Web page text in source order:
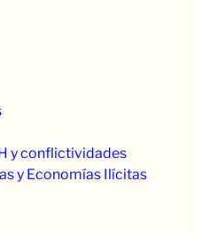
y conflictividades
y Economías Ilícitas